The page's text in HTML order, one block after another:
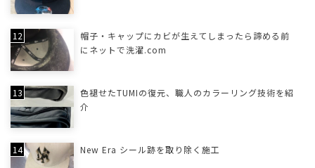
帽子・キャップにカビが生えてしまったら諦める前
にネットで洗濯.com
色褪せたTUMIの復元、職人のカラーリング技術を紹
介
New Era シール跡を取り除く施工